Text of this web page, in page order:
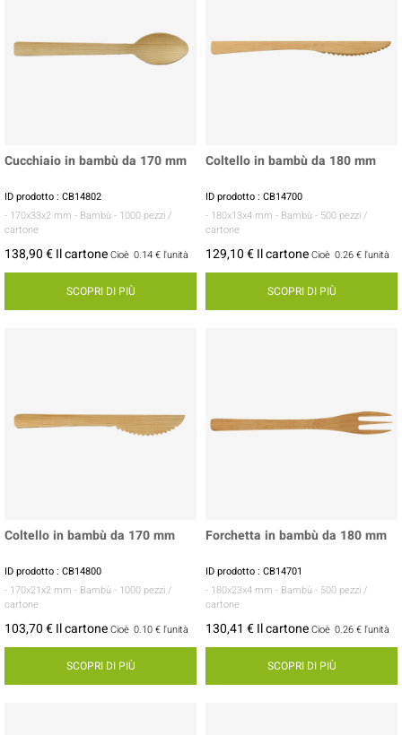
Cucchiaio in bambù da 170 mm
ID prodotto : CB14802
- 170x33x2 mm - Bambù - 1000 pezzi /
cartone
138,90 € Il cartoneCioè 0.14 € l'unità
SCOPRI DI PIÙ
Coltello in bambù da 180 mm
ID prodotto : CB14700
- 180x13x4 mm - Bambù - 500 pezzi /
cartone
129,10 € Il cartoneCioè 0.26 € l'unità
SCOPRI DI PIÙ
Coltello in bambù da 170 mm
ID prodotto : CB14800
- 170x21x2 mm - Bambù - 1000 pezzi /
cartone
103,70 € Il cartoneCioè 0.10 € l'unità
SCOPRI DI PIÙ
Forchetta in bambù da 180 mm
ID prodotto : CB14701
- 180x23x4 mm - Bambù - 500 pezzi /
cartone
130,41 € Il cartoneCioè 0.26 € l'unità
SCOPRI DI PIÙ